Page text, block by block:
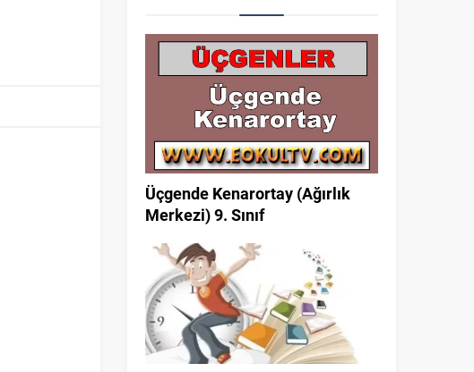
Üçgende Kenarortay (Ağırlık
Merkezi) 9. Sınıf